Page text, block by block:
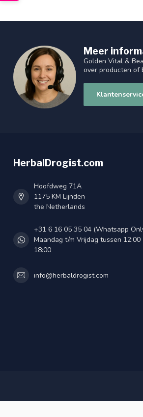
Meer
Golden Vital &
over producten of
HerbalDrogist.com
Hoofdweg 71A
1175 KM Lijnden
the Netherlands
+31 6 16 05 35 04 (Whatsapp
Maandag t/m Vrijdag tussen 12:00
18:00
info@herbaldrogist.com